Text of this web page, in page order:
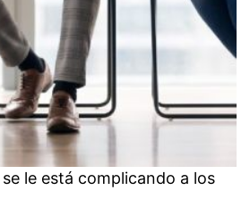
le está complicando a los